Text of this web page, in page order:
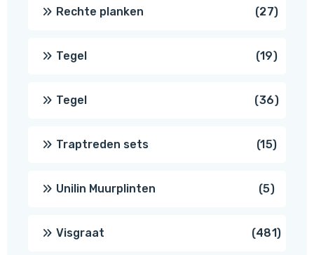
Rechte planken 2727
Tegel 1919
Tegel 3636
Traptreden sets 1515
Unilin Muurplinten 55
Visgraat 481481